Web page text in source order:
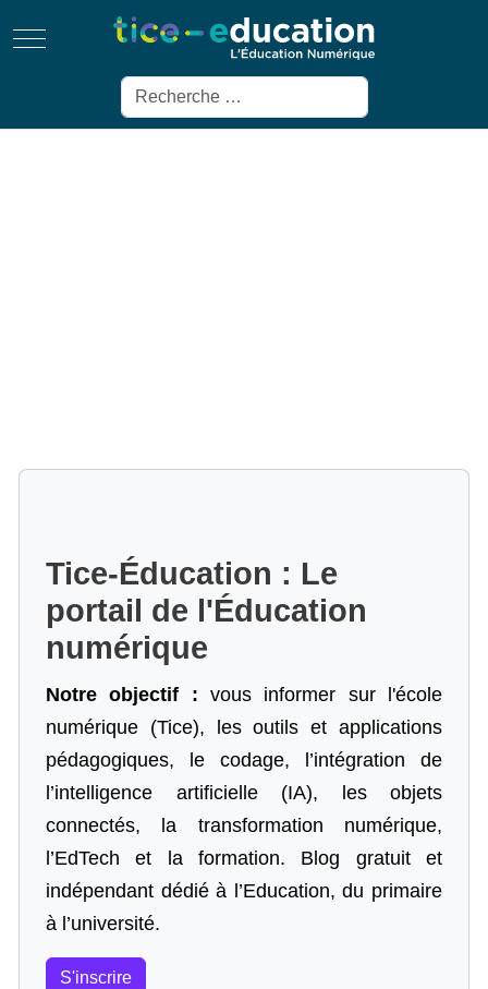
Mobile Menu Toggle
Rechercher
Tice-Éducation : Le
portail de l'Éducation
numérique
Notre objectif : vous informer sur l'école
numérique (Tice), les outils et applications
pédagogiques, le codage,
l’intégration de
l’intelligence artificielle (IA), les objets
connectés, la transformation numérique,
l’EdTech et la formation. Blog gratuit et
indépendant dédié à l’Education, du primaire
à l’université.
S'inscrire